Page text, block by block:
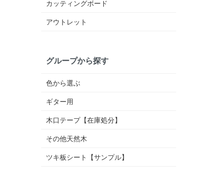
カッティングボード
アウトレット
グループから探す
色から選ぶ
ギター用
木口テープ【在庫処分】
その他天然木
ツキ板シート【サンプル】